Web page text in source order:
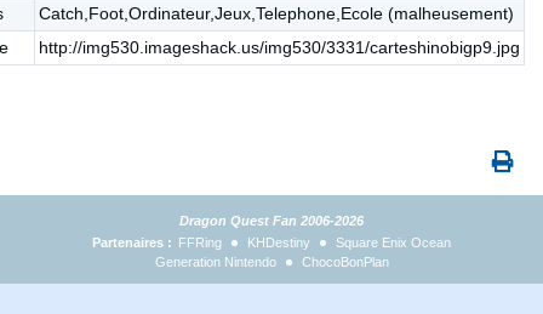
Catch,Foot,Ordinateur,Jeux,Telephone,Ecole (malheusement)
http://img530.imageshack.us/img530/3331/carteshinobigp9.jpg
Dragon Quest Fan 2006-2026
Partenaires : FFRing KHDestiny
Square Enix Ocean
Generation Nintendo
ChocoBonPlan